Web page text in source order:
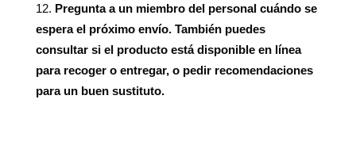
Pregunta a un miembro del personal cuándo se
espera el próximo envío. También puedes
consultar si el producto está disponible en línea
para recoger o entregar, o pedir recomendaciones
para un buen sustituto.